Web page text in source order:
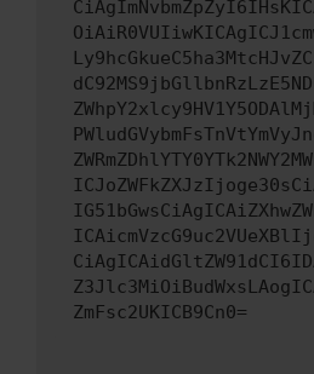
ZmFsc2UKICB9Cn0=